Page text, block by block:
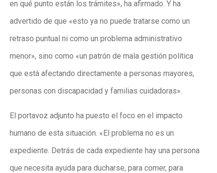
en qué punto están los trámites», ha afirmado. Y ha
advertido de que «esto ya no puede tratarse como un
retraso puntual ni como un problema administrativo
menor», sino como «un patrón de mala gestión política
que está afectando directamente a personas mayores,
personas con discapacidad y familias cuidadoras».
El portavoz adjunto ha puesto el foco en el impacto
humano de esta situación. «El problema no es un
expediente. Detrás de cada expediente hay una persona
que necesita ayuda para ducharse, para comer, para